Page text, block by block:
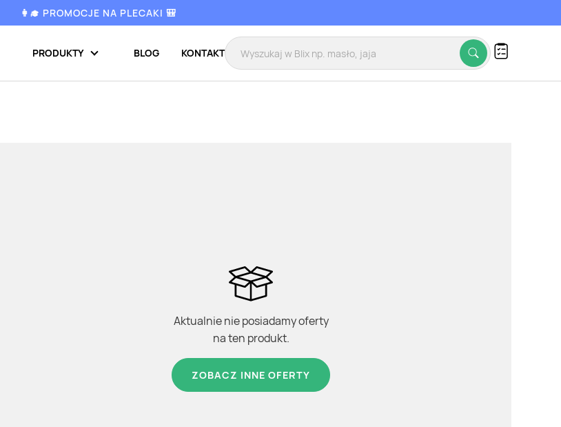
👩‍🎓 PROMOCJE NA PLECAKI 🎒
PRODUKTY BLOG KONTAKT
Aktualnie nie posiadamy oferty
na ten produkt.
ZOBACZ INNE OFERTY